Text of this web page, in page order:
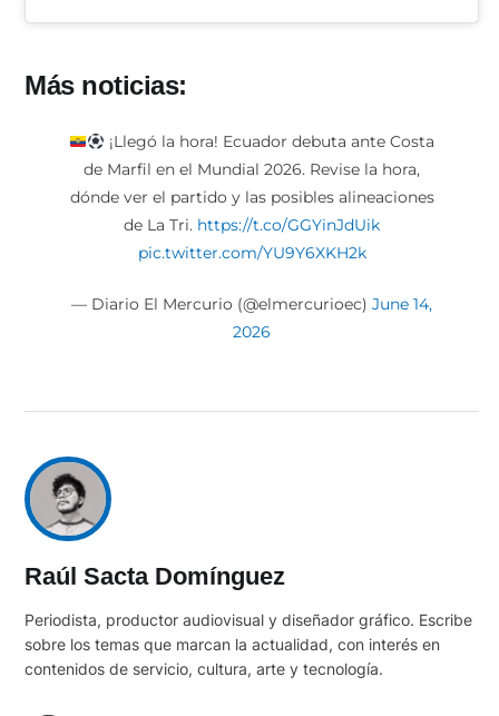
Más noticias:
¡Llegó la hora! Ecuador debuta ante Costa
de Marfil en el Mundial 2026. Revise la hora,
dónde ver el partido y las posibles alineaciones
de La Tri. https://t.co/GGYinJdUik
pic.twitter.com/YU9Y6XKH2k
— Diario El Mercurio (@elmercurioec) June 14,
2026
Raúl Sacta Domínguez
Periodista, productor audiovisual y diseñador gráfico. Escribe
sobre los temas que marcan la actualidad, con interés en
contenidos de servicio, cultura, arte y tecnología.